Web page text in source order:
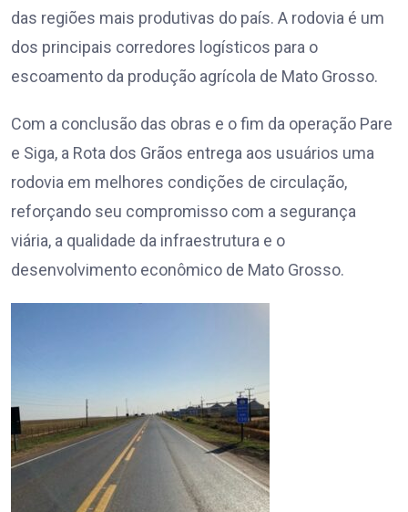
das regiões mais produtivas do país. A rodovia é um
dos principais corredores logísticos para o
escoamento da produção agrícola de Mato Grosso.
Com a conclusão das obras e o fim da operação Pare
e Siga, a Rota dos Grãos entrega aos usuários uma
rodovia em melhores condições de circulação,
reforçando seu compromisso com a segurança
viária, a qualidade da infraestrutura e o
desenvolvimento econômico de Mato Grosso.